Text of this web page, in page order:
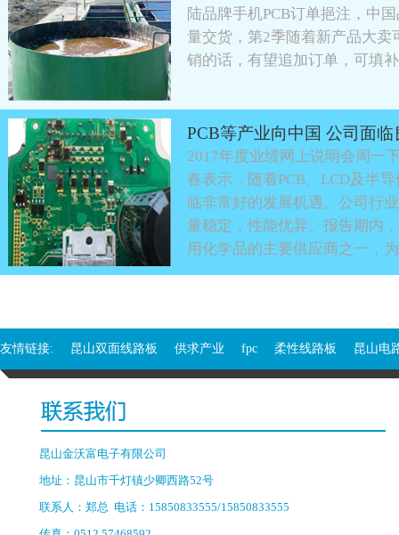
陆品牌手机PCB订单挹注，中
量交货，第2季随着新产品大
销的话，有望追加订单，可填
PCB等产业向中国 公司面
2017年度业绩网上说明会周一
春表示，随着PCB、LCD及半
临非常好的发展机遇。公司行
量稳定，性能优异。报告期内
用化学品的主要供应商之一，
友情链接: 昆山双面线路板 供求产业 fpc 柔性线路板 昆山电
昆山金沃富电子有限公司
地址：昆山市千灯镇少卿西路52号
联系人：郑总 电话：15850833555/15850833555